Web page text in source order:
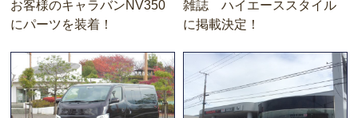
お客様のキャラバンNV350
にパーツを装着！
雑誌 ハイエーススタイル
に掲載決定！